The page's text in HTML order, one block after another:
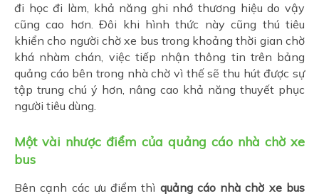
đi học đi làm, khả năng ghi nhớ thương hiệu do vậy
cũng cao hơn. Đôi khi hình thức này cũng thú tiêu
khiển cho người chờ xe bus trong khoảng thời gian chờ
khá nhàm chán, việc tiếp nhận thông tin trên bảng
quảng cáo bên trong nhà chờ vì thế sẽ thu hút được sự
tập trung chú ý hơn, nâng cao khả năng thuyết phục
người tiêu dùng.
Một vài nhược điểm của quảng cáo nhà chờ xe
bus
Bên cạnh các ưu điểm thì quảng cáo nhà chờ xe bus